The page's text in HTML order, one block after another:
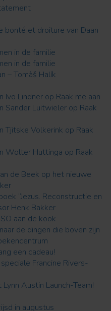
bonté et droiture van Daan
in de familie
in de familie
– Tomàš Halík
Ivo Lindner op Raak me aan
Sander Luitwieler op Raak
Tjitske Volkerink op Raak
Wolter Huttinga op Raak
de Beek op het nieuwe
“Jezus. Reconstructie en
Henk Bakker
aan de kook
de dingen die boven zijn
een cadeau!
Francine Rivers-
Austin Launch-Team!
in augustus